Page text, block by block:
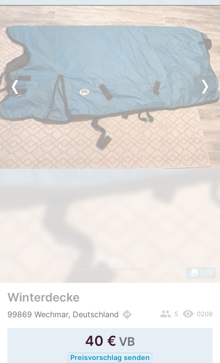
Previous
photo_library 1 / 3
Winterdecke
99869 Wechmar, Deutschland directions remove_red_eye 0209
people 5
40 € VB
Preisvorschlag senden